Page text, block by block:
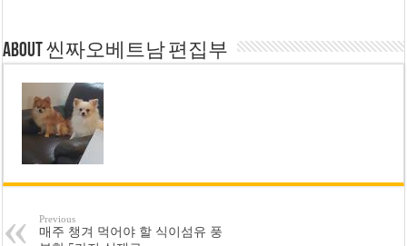
About 씬짜오베트남 편집부
Previous
매주 챙겨 먹어야 할 식이섬유 풍